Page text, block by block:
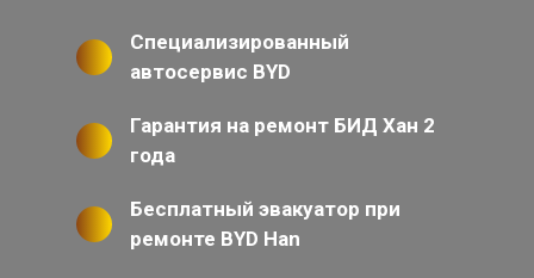
Специализированный
автосервис BYD
Гарантия на ремонт БИД Хан 2
года
Бесплатный эвакуатор при
ремонте BYD Han